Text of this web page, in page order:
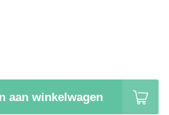
aan winkelwagen